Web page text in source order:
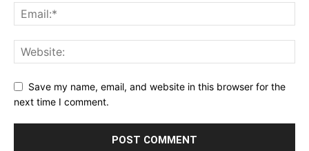
Save my name, email, and website in this browser for the
next time I comment.